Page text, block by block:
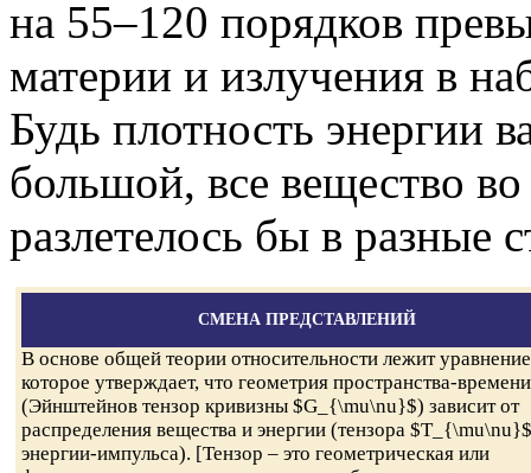
на 55–120 порядков
материи и излучения в
Будь плотность энергии
большой, все вещество
разлетелось бы в разные
СМЕНА ПРЕДСТАВЛЕНИЙ
В основе общей теории относительности лежит
которое утверждает, что геометрия пространства-времени
(Эйнштейнов тензор кривизны $G_{\mu\nu}$) зависит от
распределения вещества и энергии (тензора $T_{\mu\nu}$
энергии-импульса). [Тензор – это геометрическая или